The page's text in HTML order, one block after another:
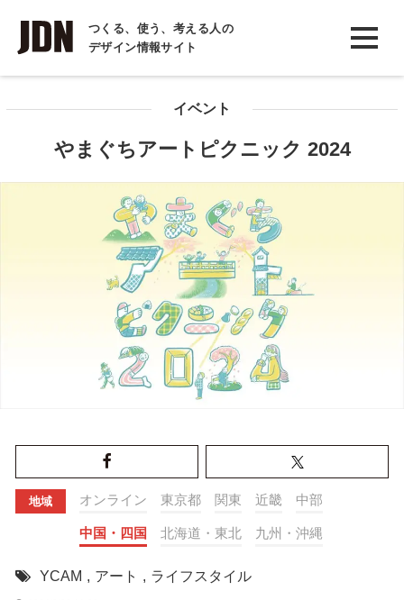
つくる、使う、考える人の
デザイン情報サイト
INTERVIEW
インタビュー
イベント
やまぐちアートピクニック 2024
地域 オンライン 東京都 関東 近畿 中部
中国・四国 北海道・東北 九州・沖縄
YCAM , アート , ライフスタイル